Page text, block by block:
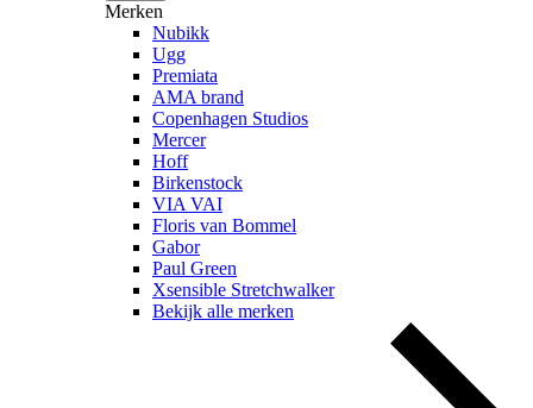
Merken
Nubikk
Ugg
Premiata
AMA brand
Copenhagen Studios
Mercer
Hoff
Birkenstock
VIA VAI
Floris van Bommel
Gabor
Paul Green
Xsensible Stretchwalker
Bekijk alle merken